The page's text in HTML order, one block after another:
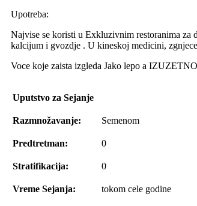
Upotreba:
Najvise se koristi u Exkluzivnim restoranima za
kalcijum i gvozdje . U kineskoj medicini,
Voce koje zaista izgleda Jako lepo a
Uputstvo za Sejanje
Razmnožavanje: Semenom
Predtretman: 0
Stratifikacija: 0
Vreme Sejanja: tokom cele godine